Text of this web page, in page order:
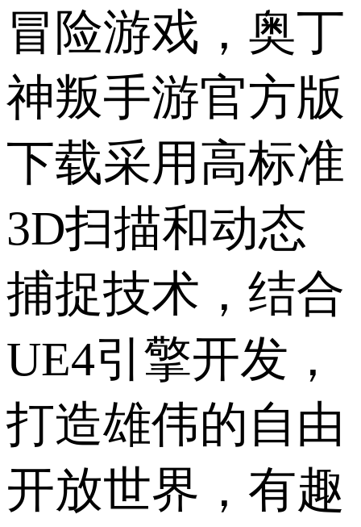
冒险游戏，奥丁
神叛手游官方版
下载采用高标准
3D扫描和动态
捕捉技术，结合
UE4引擎开发，
打造雄伟的自由
开放世界，有趣